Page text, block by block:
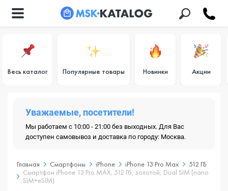
Весь каталог Популярные товары Новинки Акции
Уважаемые, посетители!
Мы работаем с 10:00 - 21:00 без выходных. Для Вас
доступен самовывоз и доставка по городу: Москва.
Главная Смартфоны iPhone iPhone 13 Pro Max
512 ГБ
Смартфон iPhone 13 Pro MAX, 512 Гб, золотой, Dual SIM (nano
SIM+eSIM)